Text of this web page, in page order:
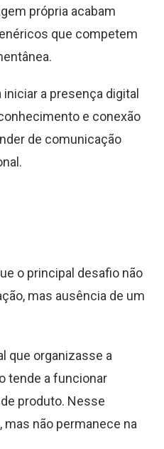
própria acabam
que competem
a presença digital
e conexão
de comunicação
o principal desafio não
mas ausência de um
que organizasse a
tende a funcionar
produto. Nesse
mas não permanece na